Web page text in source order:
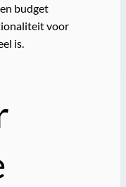
budget
voor
is.